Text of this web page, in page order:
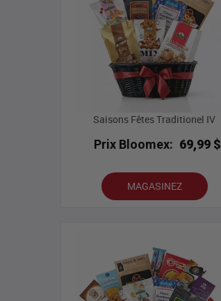
Saisons Fêtes Traditionel IV
Prix Bloomex: 69,99 $
MAGASINEZ